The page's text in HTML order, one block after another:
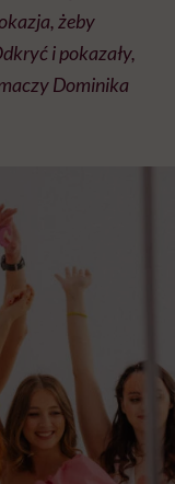
żeby
i pokazały,
Dominika